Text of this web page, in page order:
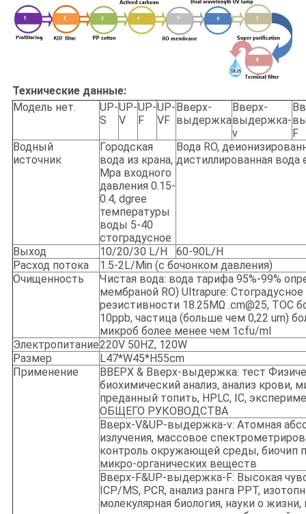
Технические данные:
Модель нет.
UP-
S
UP-
V
UP-
F
UP-
VF
Вверх-
выдержка
Вверх-
выдержка-
v
F
Водный
источник
Городская
вода из крана,
Mpa входного
давления 0.15-
0.4, dgree
температуры
воды 5-40
стоградусное
Вода RO,
дистиллированная вода
Выход 10/20/30 L/H
60-90L/H
Расход потока
1.5-2L/Min (с бочонком давления)
Очищенность
Чистая вода: вода тарифа 95%-99%
мембраной RO) Ultrapure:
резистивности 18.25MΩ .cm@25, TOC
10ppb, частица (больше чем 0,22 um)
микроб более менее чем 1cfu/ml
Электропитание220V 50HZ, 120W
Размер
L47*W45*H55cm
Применение
ВВЕРХ & Вверх-выдержка: тест
биохимический анализ, анализ крови,
преданный топить, HPLC, IC,
ОБЩЕГО РУКОВОДСТВА
Вверх-V&UP-выдержка-v: Атомная
излучения, массовое
контроль окружающей среды, биочип
микро-органических веществ
Вверх-F&UP-выдержка-F: Высокая
ICP/MS, PCR, анализ ранга PPT,
молекулярная биология, науки о